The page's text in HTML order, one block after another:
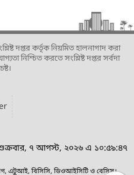
দপ্তর কর্তৃক নিয়মিত হালনাগাদ করা
নিশ্চিত করতে সংশ্লিষ্ট দপ্তর সর্বদা
শুক্রবার, ৭ আগস্ট, ২০২৬ এ ১০:৫৯:৪৭
এটুআই, বিসিসি, ডিওআইসিটি ও বেসিস।